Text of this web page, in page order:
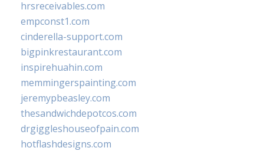
hrsreceivables.com
empconst1.com
cinderella-support.com
bigpinkrestaurant.com
inspirehuahin.com
memmingerspainting.com
jeremypbeasley.com
thesandwichdepotcos.com
drgiggleshouseofpain.com
hotflashdesigns.com